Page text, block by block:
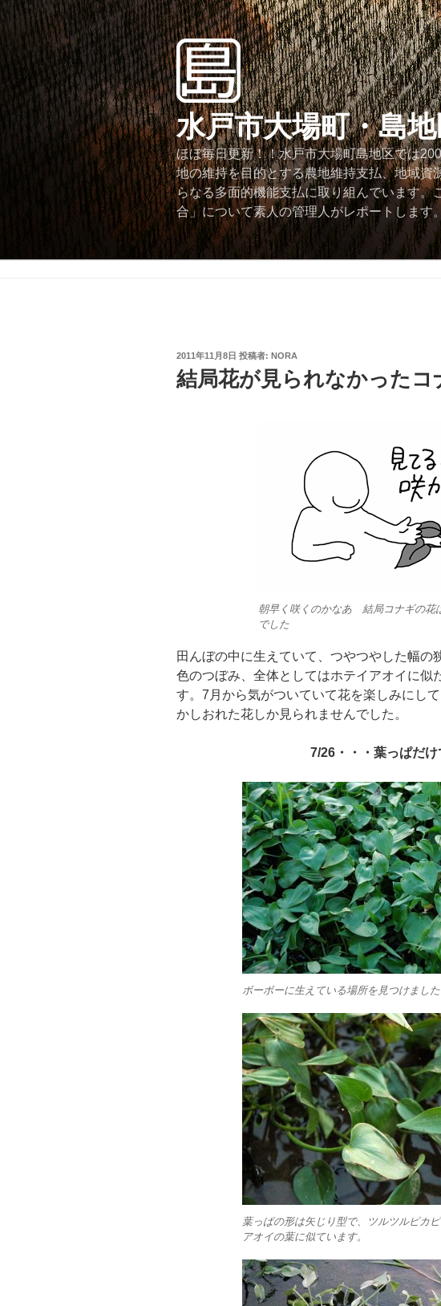
コ
ン
テ
ン
ツ
へ
水戸市大場町・島
ほぼ毎日更新！！水戸市大場町島地区では
地の維持を目的とする農地維持支払、地域
らなる多面的機能支払に取り組んでいます。
合」について素人の管理人がレポートします
投
稿
日:
2011年11月8日 投稿者: NORA
結局花が見られなかったコ
朝早く咲くのかなあ 結局コナギの花
でした
田んぼの中に生えていて、つやつやした幅の
色のつぼみ、全体としてはホテイアオイに似
す。7月から気がついていて花を楽しみにし
かしおれた花しか見られませんでした。
7/26・・・葉っぱだけ
ボーボーに生えている場所を見つけました
葉っぱの形は矢じり型で、ツルツルピカ
アオイの葉に似ています。